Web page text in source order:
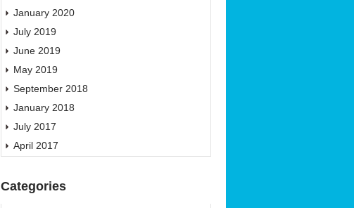
January 2020
July 2019
June 2019
May 2019
September 2018
January 2018
July 2017
April 2017
Categories